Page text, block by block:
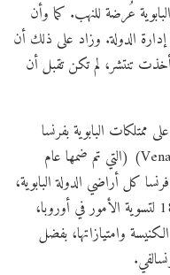
عُرضة للنهب. كما وأن
الدولة. وزاد على ذلك أن
تنتشر، لم تكن تقبل أن
على ممتلكات البابوية بفرنسا
الجنوبية كأفينيون ومقاطعة “فينسّين” (Venaissin) (التي تم ضمها عام
إلى فرنسا كل أراضي الدولة البابوية،
غير أنه في مؤتمر “فيينّا” الذي انعقد سنة 1815 لتسوية الأمور في أوروبا،
وامتيازاتها، بفضل